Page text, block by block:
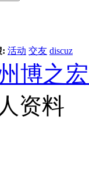
: 活动 交友 discuz
博之
资料